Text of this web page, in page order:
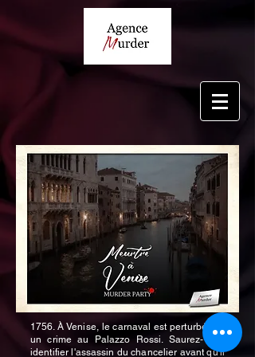
1756. À Venise, le carnaval est perturbé par
un crime au Palazzo Rossi. Saurez-vous
identifier l'assassin du chancelier avant qu'il